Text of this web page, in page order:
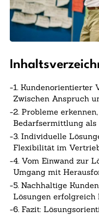
-1. Kundenorientierter
Zwischen Anspruch
-2. Probleme
Bedarfsermittlung als
-3. Individuelle
Flexibilität im
-4. Vom Einwand zur
Umgang mit
-5. Nachhaltige
Lösungen erfolgreich
-6. Fazit: